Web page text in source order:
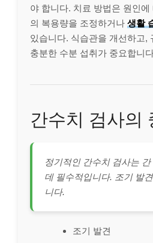
야 합니다. 치료 방법은 원인
의 복용량을 조정하거나 생활
있습니다. 식습관을 개선하고,
충분한 수분 섭취가 중요합니
간수치 검사의
정기적인 간수치 검사는
데 필수적입니다. 조기 발
니다.
조기 발견